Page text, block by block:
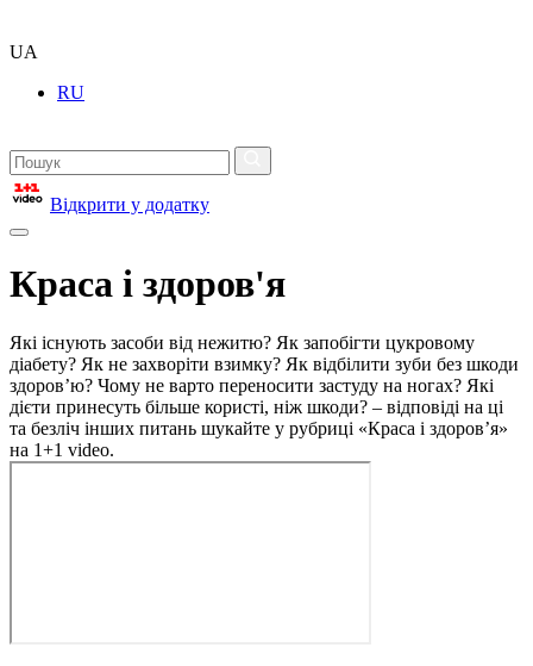
UA
RU
Відкрити у додатку
Краса і здоров'я
Які існують засоби від нежитю? Як запобігти цукровому
діабету? Як не захворіти взимку? Як відбілити зуби без шкоди
здоров’ю? Чому не варто переносити застуду на ногах? Які
дієти принесуть більше користі, ніж шкоди? – відповіді на ці
та безліч інших питань шукайте у рубриці «Краса і здоров’я»
на 1+1 video.